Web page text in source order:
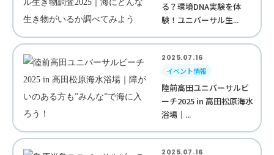
る？環境DNA実験を体
験！ユニバーサル生...
2025.07.16
イベント情報
陸前高田ユニバーサルビ
ーチ2025 in 高田松原海水
浴場｜...
2025.07.16